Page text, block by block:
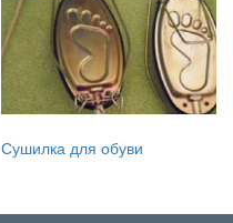
Сушилка для обуви